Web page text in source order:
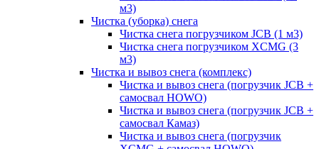
м3)
Чистка (уборка) снега
Чистка снега погрузчиком JCB (1 м3)
Чистка снега погрузчиком XCMG (3
м3)
Чистка и вывоз снега (комплекс)
Чистка и вывоз снега (погрузчик JCB +
самосвал HOWO)
Чистка и вывоз снега (погрузчик JCB +
самосвал Камаз)
Чистка и вывоз снега (погрузчик